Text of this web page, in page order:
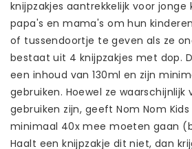
knijpzakjes aantrekkelijk voor jonge
papa's en mama's om hun
of tussendoortje te geven als ze
bestaat uit 4 knijpzakjes met dop.
een inhoud van 130ml en zijn
gebruiken. Hoewel ze waarschijnlijk
gebruiken zijn, geeft Nom Nom
minimaal 40x mee moeten gaan
Haalt een knijpzakje dit niet, dan